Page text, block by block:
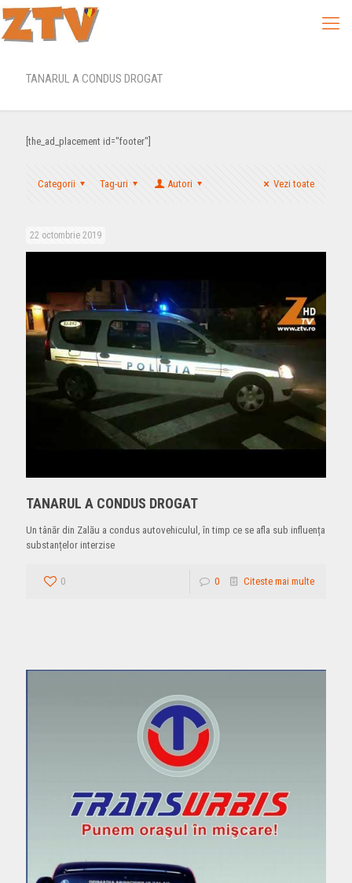
TANARUL A CONDUS DROGAT
[the_ad_placement id="footer"]
Categorii Tag-uri Autori Vezi toate
22 octombrie 2019
TANARUL A CONDUS DROGAT
Un tânăr din Zalău a condus autovehiculul, în timp ce se afla sub influența
substanțelor interzise
0 0 Citeste mai multe